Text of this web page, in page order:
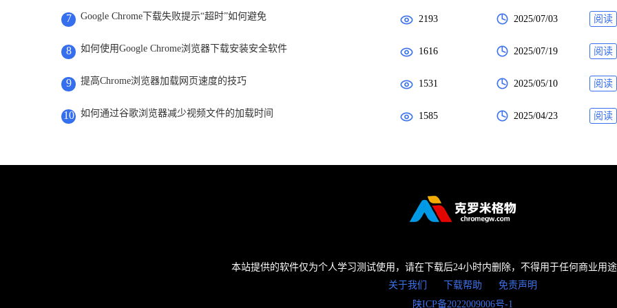
7 Google Chrome下载失败提示“超时”如何避免 2193 2025/07/03 阅读
8 如何使用Google Chrome浏览器下载安装安全软件 1616 2025/07/19 阅读
9 提高Chrome浏览器加载网页速度的技巧 1531 2025/05/10 阅读
10 如何通过谷歌浏览器减少视频文件的加载时间 1585 2025/04/23 阅读
本站提供的软件仅为个人学习测试使用，请在下载后24小时内删除，不得用于任何商业用途
关于我们
下载帮助
免责声明
陕ICP备2022009006号-1